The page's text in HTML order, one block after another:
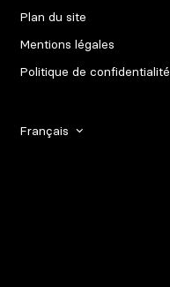
Plan du site
Mentions légales
Politique de confidentialité
Français